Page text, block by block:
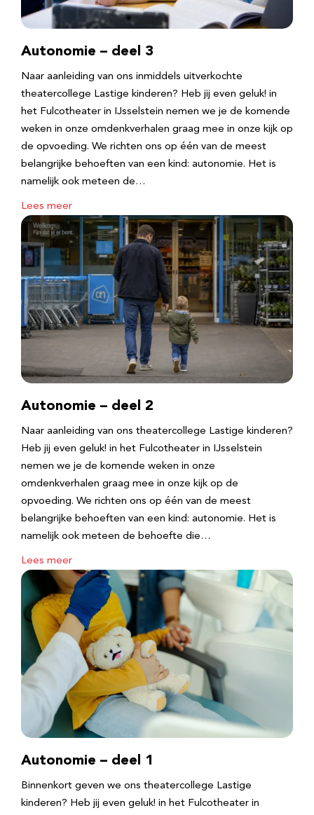
Autonomie – deel 3
Naar aanleiding van ons inmiddels uitverkochte
theatercollege Lastige kinderen? Heb jij even geluk! in
het Fulcotheater in IJsselstein nemen we je de komende
weken in onze omdenkverhalen graag mee in onze kijk op
de opvoeding. We richten ons op één van de meest
belangrijke behoeften van een kind: autonomie. Het is
namelijk ook meteen de…
Lees meer
Autonomie – deel 2
Naar aanleiding van ons theatercollege Lastige kinderen?
Heb jij even geluk! in het Fulcotheater in IJsselstein
nemen we je de komende weken in onze
omdenkverhalen graag mee in onze kijk op de
opvoeding. We richten ons op één van de meest
belangrijke behoeften van een kind: autonomie. Het is
namelijk ook meteen de behoefte die…
Lees meer
Autonomie – deel 1
Binnenkort geven we ons theatercollege Lastige
kinderen? Heb jij even geluk! in het Fulcotheater in